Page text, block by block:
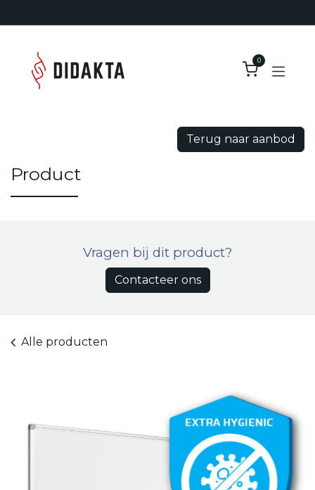
0
Terug naar aanbod
Product
Vragen bij dit product?
Contacteer ons
Alle producten